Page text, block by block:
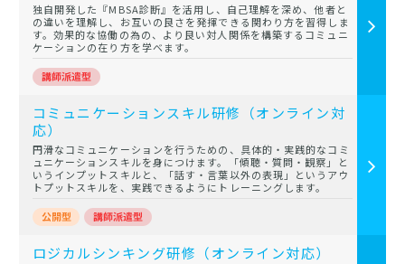
独自開発した『MBSA診断』を活用し、自己理解を深め、他者と
の違いを理解し、お互いの良さを発揮できる関わり方を習得しま
す。効果的な協働の為の、より良い対人関係を構築するコミュニ
ケーションの在り方を学べます。
コミュニケーションスキル研修（オンライン対
応）
円滑なコミュニケーションを行うための、具体的・実践的なコミ
ュニケーションスキルを身につけます。「傾聴・質問・観察」と
いうインプットスキルと、「話す・言葉以外の表現」というアウ
トプットスキルを、実践できるようにトレーニングします。
ロジカルシンキング研修（オンライン対応）